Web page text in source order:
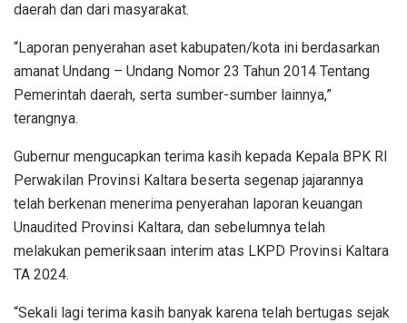
daerah dan dari masyarakat.
“Laporan penyerahan aset kabupaten/kota ini berdasarkan
amanat Undang – Undang Nomor 23 Tahun 2014 Tentang
Pemerintah daerah, serta sumber-sumber lainnya,”
terangnya.
Gubernur mengucapkan terima kasih kepada Kepala BPK RI
Perwakilan Provinsi Kaltara beserta segenap jajarannya
telah berkenan menerima penyerahan laporan keuangan
Unaudited Provinsi Kaltara, dan sebelumnya telah
melakukan pemeriksaan interim atas LKPD Provinsi Kaltara
TA 2024.
“Sekali lagi terima kasih banyak karena telah bertugas sejak